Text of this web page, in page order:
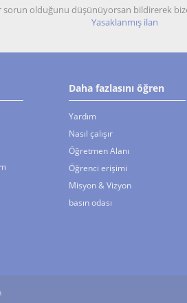
sorun olduğunu düşünüyorsan bildirerek
Yasaklanmış ilan
Daha fazlasını öğren
Yardım
Nasıl çalışır
Öğretmen Alanı
Öğrenci erişimi
Misyon & Vizyon
basın odası